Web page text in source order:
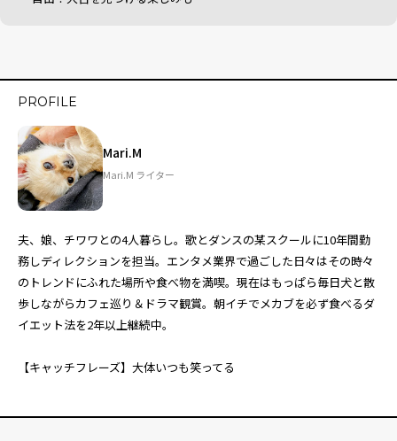
PROFILE
Mari.M
Mari.M ライター
夫、娘、チワワとの4人暮らし。歌とダンスの某スクールに10年間勤
務しディレクションを担当。エンタメ業界で過ごした日々はその時々
のトレンドにふれた場所や食べ物を満喫。現在はもっぱら毎日犬と散
歩しながらカフェ巡り＆ドラマ観賞。朝イチでメカブを必ず食べるダ
イエット法を2年以上継続中。
【キャッチフレーズ】大体いつも笑ってる